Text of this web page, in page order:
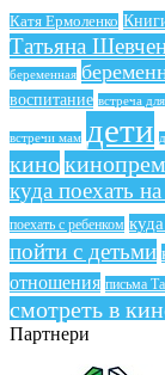
Катя Ермоленко
Татьяна
беременная
воспитание встреча
встречи мам дети
кино
куда поехать
поехать с ребенком
пойти с детьми
отношения письма
смотреть в
Партнери